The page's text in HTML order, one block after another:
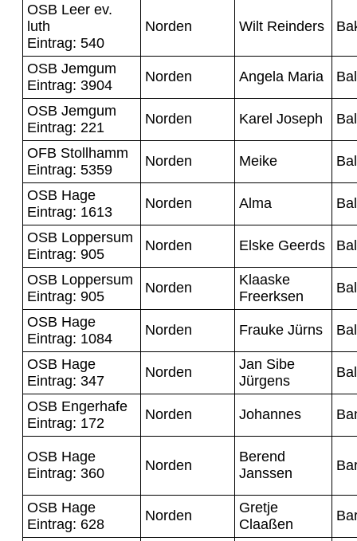
OSB Leer ev.
luth
Eintrag: 540
Norden Wilt Reinders
OSB Jemgum
Eintrag: 3904
Norden Angela Maria
OSB Jemgum
Eintrag: 221
Norden Karel Joseph
OFB Stollhamm
Eintrag: 5359
Norden Meike
OSB Hage
Eintrag: 1613
Norden Alma
OSB Loppersum
Eintrag: 905
Norden Elske Geerds
OSB Loppersum
Eintrag: 905
Norden
Klaaske
Freerksen
OSB Hage
Eintrag: 1084
Norden Frauke Jürns
OSB Hage
Eintrag: 347
Norden
Jan Sibe
Jürgens
OSB Engerhafe
Eintrag: 172
Norden Johannes
OSB Hage
Eintrag: 360
Norden
Berend
Janssen
OSB Hage
Eintrag: 628
Norden
Gretje
Claaßen